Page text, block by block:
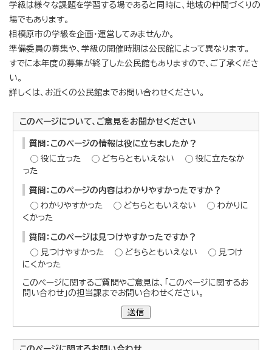
学級は様々な課題を学習する場であると同時に、地域の仲間づくりの
場でもあります。
相模原市の学級を企画・運営してみませんか。
準備委員の募集や、学級の開催時期は公民館によって異なります。
すでに本年度の募集が終了した公民館もありますので、ご了承くださ
い。
詳しくは、お近くの公民館までお問い合わせください。
このページについて、ご意見をお聞かせください
質問：このページの情報は役に立ちましたか？
役に立った
どちらともいえない
役に立たなか
った
質問：このページの内容はわかりやすかったですか？
わかりやすかった
どちらともいえない
わかりに
くかった
質問：このページは見つけやすかったですか？
見つけやすかった
どちらともいえない
見つけ
にくかった
このページに関するご質問やご意見は、「このページに関するお
問い合わせ」の担当課までお問い合わせください。
送信